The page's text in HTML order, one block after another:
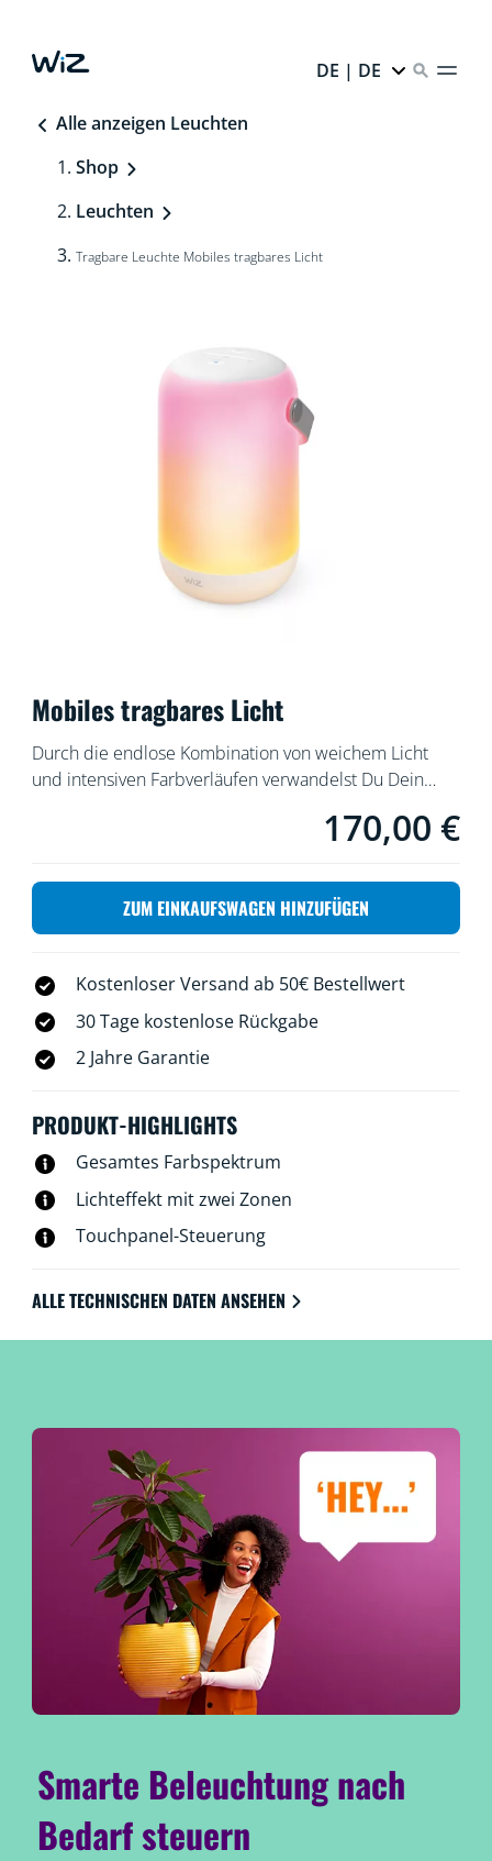
DE | DE
Alle anzeigen Leuchten
Shop
Leuchten
Tragbare Leuchte Mobiles tragbares Licht
Mobiles tragbares Licht
Durch die endlose Kombination von weichem Licht
und intensiven Farbverläufen verwandelst Du Dein
LED-Beleuchtung eignet sich nicht nur für Innenräume,
gemütliche Sitzecken sehr einladend.
product.with.170,00
170,00 €
ZUM EINKAUFSWAGEN HINZUFÜGEN
Kostenloser Versand ab 50€ Bestellwert
30 Tage kostenlose Rückgabe
2 Jahre Garantie
PRODUKT-HIGHLIGHTS
Gesamtes Farbspektrum
Lichteffekt mit zwei Zonen
Touchpanel-Steuerung
ALLE TECHNISCHEN DATEN ANSEHEN
Smarte Beleuchtung nach
Bedarf steuern